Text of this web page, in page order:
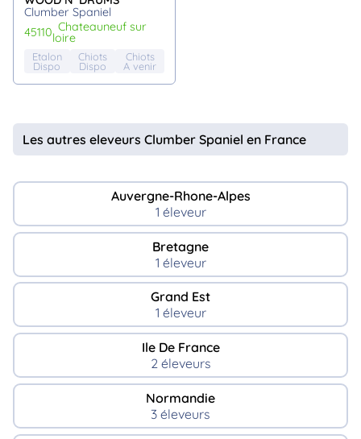
Clumber Spaniel
45110 chateauneuf sur
loire
Etalon
Dispo
Chiots
Dispo
Chiots
A venir
Les autres eleveurs Clumber Spaniel en France
Auvergne-Rhone-Alpes
1 éleveur
Bretagne
1 éleveur
Grand Est
1 éleveur
Ile De France
2 éleveurs
Normandie
3 éleveurs